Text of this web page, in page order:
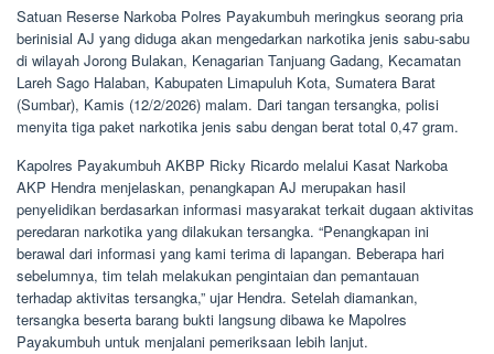
Satuan Reserse Narkoba Polres Payakumbuh meringkus seorang pria
berinisial AJ yang diduga akan mengedarkan narkotika jenis sabu-sabu
di wilayah Jorong Bulakan, Kenagarian Tanjuang Gadang, Kecamatan
Lareh Sago Halaban, Kabupaten Limapuluh Kota, Sumatera Barat
(Sumbar), Kamis (12/2/2026) malam. Dari tangan tersangka, polisi
menyita tiga paket narkotika jenis sabu dengan berat total 0,47 gram.
Kapolres Payakumbuh AKBP Ricky Ricardo melalui Kasat Narkoba
AKP Hendra menjelaskan, penangkapan AJ merupakan hasil
penyelidikan berdasarkan informasi masyarakat terkait dugaan aktivitas
peredaran narkotika yang dilakukan tersangka. “Penangkapan ini
berawal dari informasi yang kami terima di lapangan. Beberapa hari
sebelumnya, tim telah melakukan pengintaian dan pemantauan
terhadap aktivitas tersangka,” ujar Hendra. Setelah diamankan,
tersangka beserta barang bukti langsung dibawa ke Mapolres
Payakumbuh untuk menjalani pemeriksaan lebih lanjut.